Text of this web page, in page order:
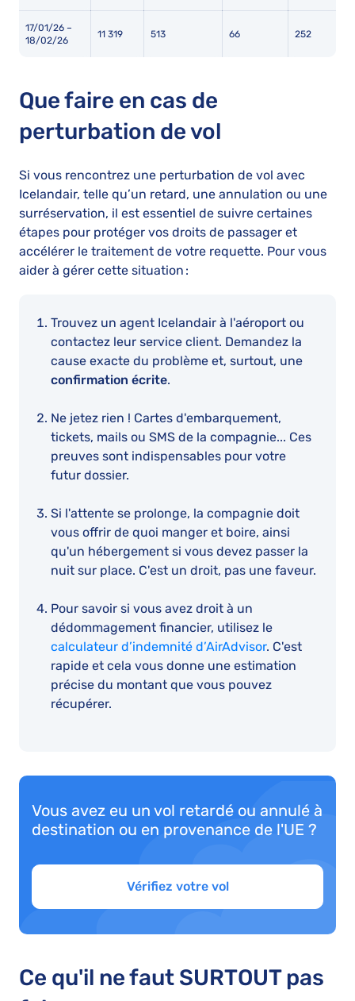
17/01/26 –
18/02/26
11 319 513 66 252
Que faire en cas de
perturbation de vol
Si vous rencontrez une perturbation de vol avec
Icelandair, telle qu’un retard, une annulation ou une
surréservation, il est essentiel de suivre certaines
étapes pour protéger vos droits de passager et
accélérer le traitement de votre requette. Pour vous
aider à gérer cette situation :
Trouvez un agent Icelandair à l'aéroport ou
contactez leur service client. Demandez la
cause exacte du problème et, surtout, une
confirmation écrite.
Ne jetez rien ! Cartes d'embarquement,
tickets, mails ou SMS de la compagnie... Ces
preuves sont indispensables pour votre
futur dossier.
Si l'attente se prolonge, la compagnie doit
vous offrir de quoi manger et boire, ainsi
qu'un hébergement si vous devez passer la
nuit sur place. C'est un droit, pas une faveur.
Pour savoir si vous avez droit à un
dédommagement financier, utilisez le
calculateur d’indemnité d’AirAdvisor. C'est
rapide et cela vous donne une estimation
précise du montant que vous pouvez
récupérer.
Vous avez eu un vol retardé ou annulé à
destination ou en provenance de l'UE ?
Vérifiez votre vol
Ce qu'il ne faut SURTOUT pas